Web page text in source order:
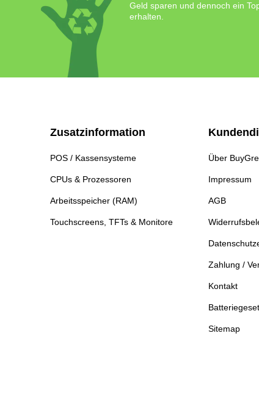
Geld sparen und dennoch ein
erhalten.
Zusatzinformation
POS / Kassensysteme
CPUs & Prozessoren
Arbeitsspeicher (RAM)
Touchscreens, TFTs & Monitore
Über
Impressum
AGB
Zahlung /
Kontakt
Sitemap